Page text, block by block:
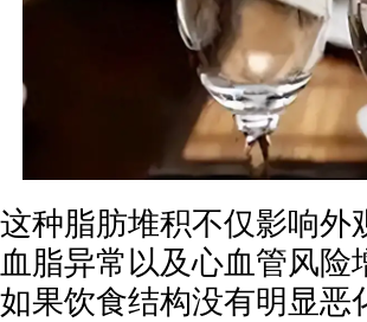
这种脂肪堆积不仅影响外
血脂异常以及心血管风
如果饮食结构没有明显恶